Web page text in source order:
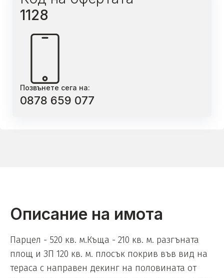
1128
Позвънете сега на:
0878 659 077
Описание на имота
Парцел - 520 кв. м.Къща - 210 кв. м. разгъната
площ и ЗП 120 кв. м. плосък покрив във вид на
тераса с направен декинг на половината от